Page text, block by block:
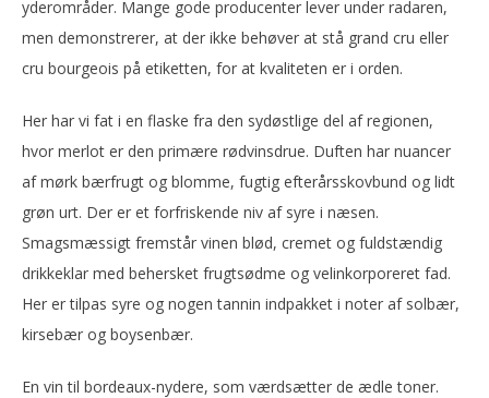
yderområder. Mange gode producenter lever under radaren,
men demonstrerer, at der ikke behøver at stå grand cru eller
cru bourgeois på etiketten, for at kvaliteten er i orden.
Her har vi fat i en flaske fra den sydøstlige del af regionen,
hvor merlot er den primære rødvinsdrue. Duften har nuancer
af mørk bærfrugt og blomme, fugtig efterårsskovbund og lidt
grøn urt. Der er et forfriskende niv af syre i næsen.
Smagsmæssigt fremstår vinen blød, cremet og fuldstændig
drikkeklar med behersket frugtsødme og velinkorporeret fad.
Her er tilpas syre og nogen tannin indpakket i noter af solbær,
kirsebær og boysenbær.
En vin til bordeaux-nydere, som værdsætter de ædle toner.